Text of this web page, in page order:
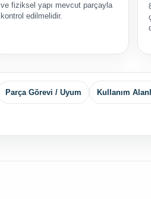
ve fiziksel yapı mevcut parçayla
kontrol edilmelidir.
Parça Görevi / Uyum Kullanım